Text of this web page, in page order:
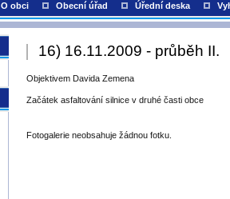
O obci Obecní úřad Úřední deska
16) 16.11.2009 - průběh II.
Objektivem Davida Zemena
Začátek asfaltování silnice v druhé časti obce
Fotogalerie neobsahuje žádnou fotku.